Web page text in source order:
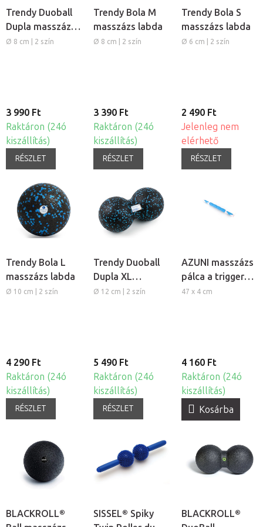
Trendy Duoball
Dupla masszázs
labda
Ø 8 cm | 2 szín
3 990 Ft
Raktáron (24ó
kiszállítás)
RÉSZLET
Trendy Bola M
masszázs labda
Ø 8 cm | 2 szín
3 390 Ft
Raktáron (24ó
kiszállítás)
RÉSZLET
Trendy Bola S
masszázs labda
Ø 6 cm | 2 szín
2 490 Ft
Jelenleg nem
elérhető
RÉSZLET
Trendy Bola L
masszázs labda
Ø 10 cm | 2 szín
4 290 Ft
Raktáron (24ó
kiszállítás)
RÉSZLET
Trendy Duoball
Dupla XL
masszázs labda
Ø 12 cm | 2 szín
5 490 Ft
Raktáron (24ó
kiszállítás)
RÉSZLET
AZUNI masszázs
pálca a trigger
pontok
47 x 4 cm
4 160 Ft
Raktáron (24ó
kiszállítás)
Kosárba
BLACKROLL®
SISSEL® Spiky
BLACKROLL®